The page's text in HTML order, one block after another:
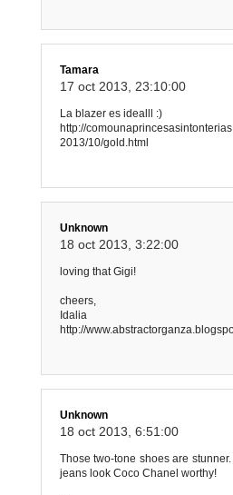
Tamara
17 oct 2013, 23:10:00
La blazer es idealll :)
http://
2013/10/gold.html
Unknown
18 oct 2013, 3:22:00
loving that Gigi!
cheers,
Idalia
http://
Unknown
18 oct 2013, 6:51:00
Those two-tone shoes are
jeans look Coco Chanel worthy!